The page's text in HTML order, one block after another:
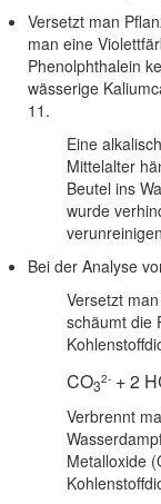
Versetzt man
man eine
Phenolphthalein
wässerige
11.
Eine
Mittelalter
Beutel ins
wurde
Bei der Analyse
Versetzt
schäumt die
CO32- + 2
Verbrennt
Metalloxide